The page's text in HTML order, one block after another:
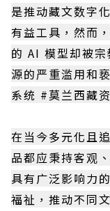
是推动藏文数字
有益工具，然而
的 AI 模型却被
源的严重滥用和
系统 #莫兰西藏
在当今多元化且
品都应秉持客观
具有广泛影响力
福祉，推动不同